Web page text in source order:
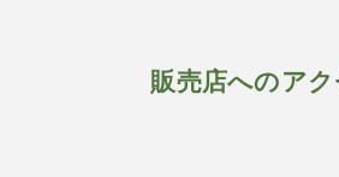
販売店へのアク